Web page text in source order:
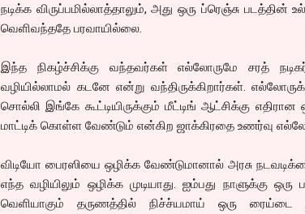
நடிக்க விருப்பமில்லாத்தாலும், அது ஒரு ப்ரெஞ்சு படத்தின்
வெளிவந்ததே பரவாயில்லை.
இந்த நிகழ்ச்சிக்கு வந்தவர்கள் எல்லோருமே சரத்
வழியில்லாமல் கடனே என்று வந்திருக்கிறார்கள்.
சொல்லி இங்கே கூட்டியிருக்கும் மீட்டிங் ஆட்சிக்கு எதிரான
மாட்டிக் கொள்ள வேண்டும் என்கிற ஜாக்கிரதை உணர்வு
விடியோ பைரஸியை ஒழிக்க வேண்டுமானால் அரசு
எந்த வழியிலும் ஒழிக்க முடியாது. ஐம்பது நாளுக்கு
வெளியாகும் தருணத்தில் நிச்ச்யமாய் ஒரு ரைய்டை